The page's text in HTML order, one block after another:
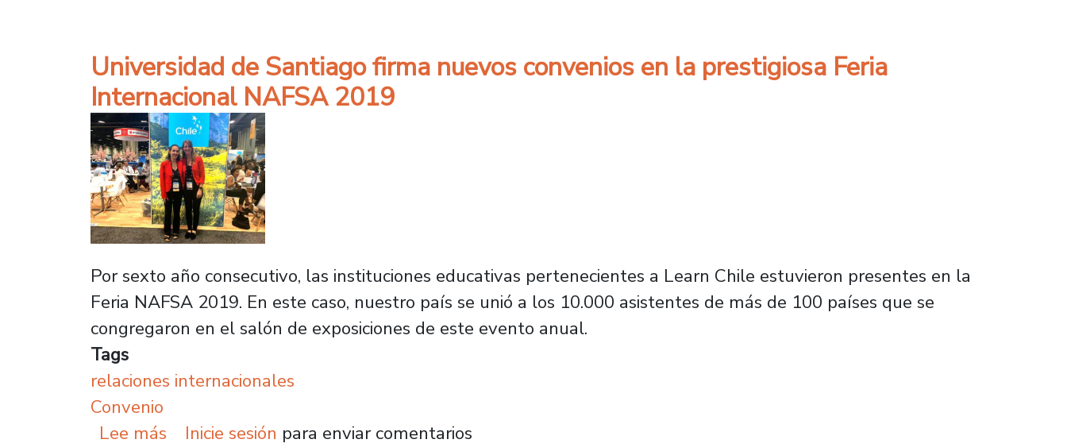
Universidad de Santiago firma nuevos convenios en la prestigiosa Feria
Internacional NAFSA 2019
Por sexto año consecutivo, las instituciones educativas pertenecientes a Learn Chile estuvieron presentes en la
Feria NAFSA 2019. En este caso, nuestro país se unió a los 10.000 asistentes de más de 100 países que se
congregaron en el salón de exposiciones de este evento anual.
Tags
relaciones internacionales
Convenio
Lee más sobre Universidad de Santiago firma nuevos convenios en la prestigiosa Feria Internacional NAFSA 2019
Inicie sesión para enviar comentarios